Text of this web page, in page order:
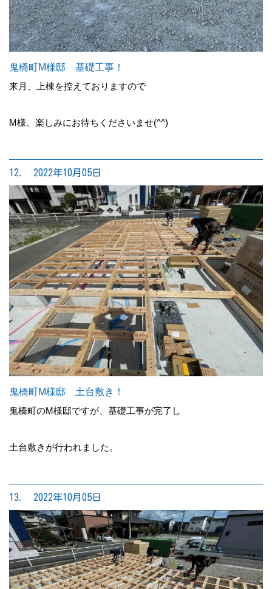
鬼橋町M様邸 基礎工事！
来月、上棟を控えておりますので
M様、楽しみにお待ちくださいませ(^^)
12. 2022年10月05日
鬼橋町M様邸 土台敷き！
鬼橋町のM様邸ですが、基礎工事が完了し
土台敷きが行われました。
13. 2022年10月05日